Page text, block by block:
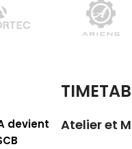
devient
Atelier et